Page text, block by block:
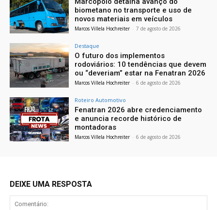
biometano no transporte e uso de
novos materiais em veículos
Marcos Villela Hochreiter - 7 de agosto de 2026
Destaque
O futuro dos implementos
rodoviários: 10 tendências que devem
ou “deveriam” estar na Fenatran 2026
Marcos Villela Hochreiter - 6 de agosto de 2026
Roteiro Automotivo
Fenatran 2026 abre credenciamento
e anuncia recorde histórico de
montadoras
Marcos Villela Hochreiter - 6 de agosto de 2026
DEIXE UMA RESPOSTA